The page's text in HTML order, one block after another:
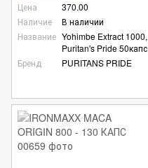
Цена
370.00
Наличие
В наличии
Название Yohimbe Extract 1000,
Puritan's Pride 50капс
Бренд
PURITANS PRIDE